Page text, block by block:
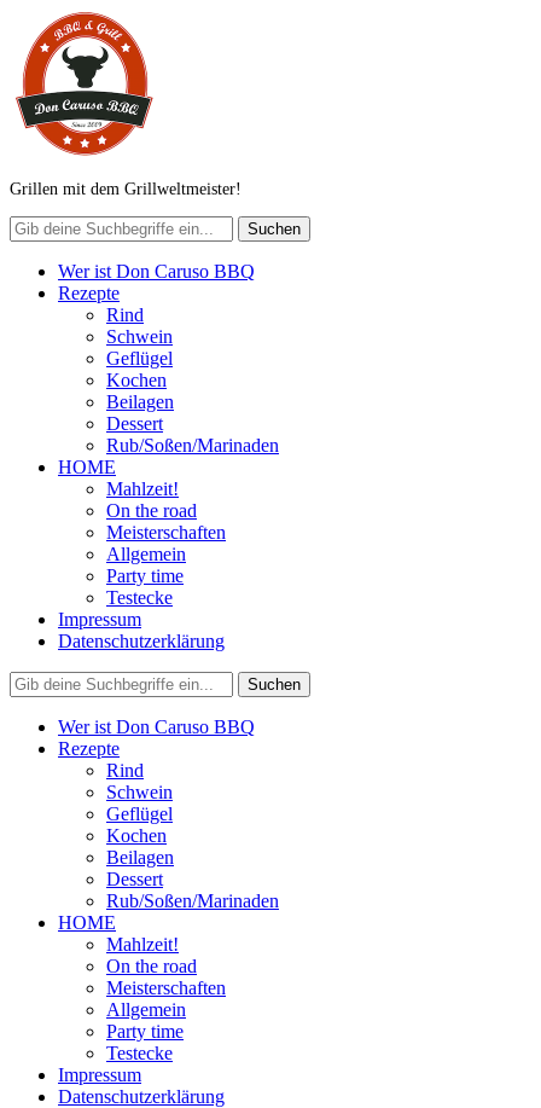
Grillen mit dem Grillweltmeister!
Wer ist Don Caruso BBQ
Rezepte
Rind
Schwein
Geflügel
Kochen
Beilagen
Dessert
Rub/Soßen/Marinaden
HOME
Mahlzeit!
On the road
Meisterschaften
Allgemein
Party time
Testecke
Impressum
Datenschutzerklärung
Wer ist Don Caruso BBQ
Rezepte
Rind
Schwein
Geflügel
Kochen
Beilagen
Dessert
Rub/Soßen/Marinaden
HOME
Mahlzeit!
On the road
Meisterschaften
Allgemein
Party time
Testecke
Impressum
Datenschutzerklärung